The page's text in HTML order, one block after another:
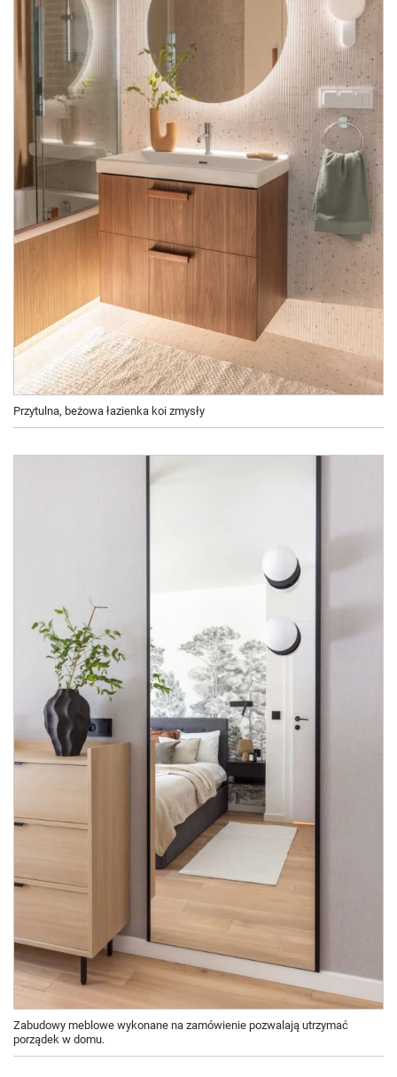
Przytulna, beżowa łazienka koi zmysły
Zabudowy meblowe wykonane na zamówienie pozwalają utrzymać
porządek w domu.